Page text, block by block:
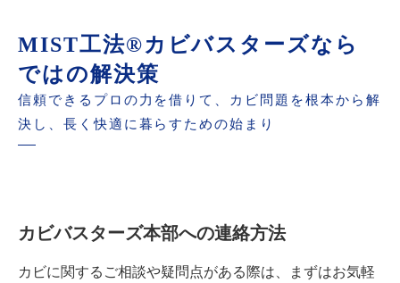
MIST工法®カビバスターズなら
ではの解決策
信頼できるプロの力を借りて、カビ問題を根本から解
決し、長く快適に暮らすための始まり
カビバスターズ本部への連絡方法
カビに関するご相談や疑問点がある際は、まずはお気軽